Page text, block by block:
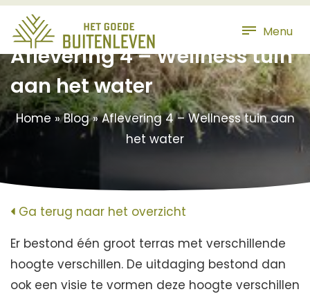
Menu
Aflevering 4 – Wellness tuin
aan het water
Home »Blog»Aflevering 4 – Wellness tuin aan
het water
Ga terug naar het overzicht
Er bestond één groot terras met verschillende
hoogte verschillen. De uitdaging bestond dan
ook een visie te vormen deze hoogte verschillen